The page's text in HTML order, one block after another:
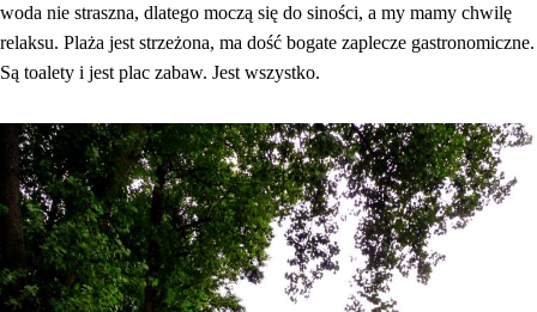
woda nie straszna, dlatego moczą się do siności, a my mamy chwilę
relaksu. Plaża jest strzeżona, ma dość bogate zaplecze gastronomiczne.
Są toalety i jest plac zabaw. Jest wszystko.